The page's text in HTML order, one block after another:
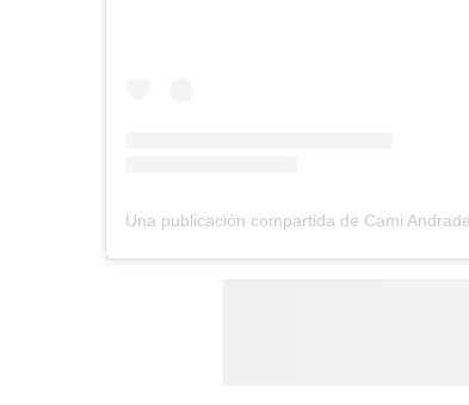
Una publicación compartida de Cami